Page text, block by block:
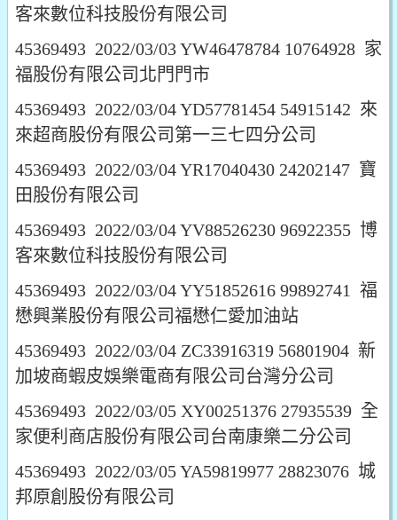
客來數位科技股份有限公司
45369493 2022/03/03 YW46478784 10764928 家
福股份有限公司北門門市
45369493 2022/03/04 YD57781454 54915142 來
來超商股份有限公司第一三七四分公司
45369493 2022/03/04 YR17040430 24202147 寶
田股份有限公司
45369493 2022/03/04 YV88526230 96922355 博
客來數位科技股份有限公司
45369493 2022/03/04 YY51852616 99892741 福
懋興業股份有限公司福懋仁愛加油站
45369493 2022/03/04 ZC33916319 56801904 新
加坡商蝦皮娛樂電商有限公司台灣分公司
45369493 2022/03/05 XY00251376 27935539 全
家便利商店股份有限公司台南康樂二分公司
45369493 2022/03/05 YA59819977 28823076 城
邦原創股份有限公司